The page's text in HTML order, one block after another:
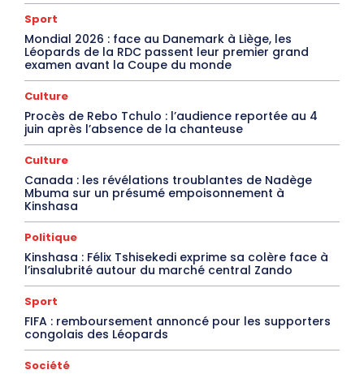
Sport
Mondial 2026 : face au Danemark à Liège, les
Léopards de la RDC passent leur premier grand
examen avant la Coupe du monde
Culture
Procès de Rebo Tchulo : l’audience reportée au 4
juin après l’absence de la chanteuse
Culture
Canada : les révélations troublantes de Nadège
Mbuma sur un présumé empoisonnement à
Kinshasa
Politique
Kinshasa : Félix Tshisekedi exprime sa colère face à
l’insalubrité autour du marché central Zando
Sport
FIFA : remboursement annoncé pour les supporters
congolais des Léopards
Société